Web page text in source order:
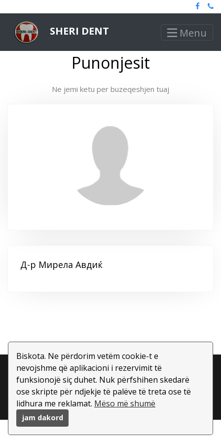
Biskota. Ne përdorim vetëm cookie-t e
nevojshme që aplikacioni i rezervimit të
funksionojë siç duhet. Nuk përfshihen skedarë
ose skripte për ndjekje të palëve të treta ose të
lidhura me reklamat. Mëso më shumë
jam dakord
SHERI DENT Menu
Punonjesit
Ne jemi ketu per buzeqeshjen tuaj
Д-р Мирела Авдиќ
Copyright ©2026 All rights reserved | This template is
made with
byColorlib| Aktivizuar prej
BookWisely.com